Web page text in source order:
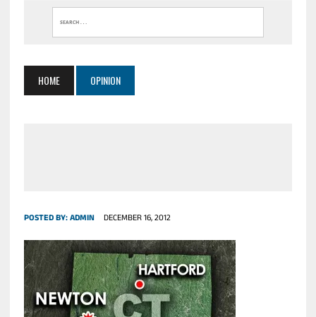
HOME OPINION
POSTED BY:ADMIN DECEMBER 16, 2012